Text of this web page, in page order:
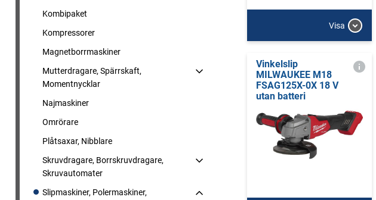
Kombipaket
Kompressorer
Magnetborrmaskiner
Mutterdragare, Spärrskaft,
Momentnycklar
Najmaskiner
Omrörare
Plåtsaxar, Nibblare
Skruvdragare, Borrskruvdragare,
Skruvautomater
Slipmaskiner, Polermaskiner,
Visa
Vinkelslip
MILWAUKEE M18
FSAG125X-0X 18 V
utan batteri